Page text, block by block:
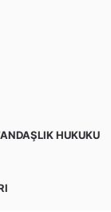
HUKUKU